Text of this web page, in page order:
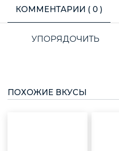
КОММЕНТАРИИ ( 0 )
УПОРЯДОЧИТЬ
ПОХОЖИЕ ВКУСЫ